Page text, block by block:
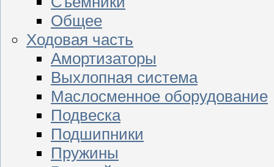
Общее
Ходовая часть
Амортизаторы
Выхлопная система
Маслосменное оборудование
Подвеска
Подшипники
Пружины